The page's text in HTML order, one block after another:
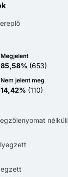
Megjelent
85,58% (653)
Nem jelent meg
14,42% (110)
nélküli